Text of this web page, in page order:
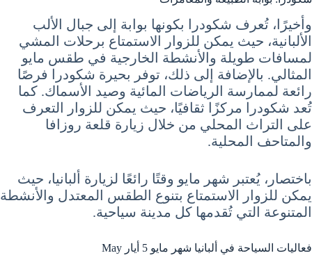
وأخيرًا، تُعرف شكودرا بكونها بوابة إلى جبال الألب
الألبانية، حيث يمكن للزوار الاستمتاع برحلات المشي
لمسافات طويلة والأنشطة الخارجية في طقس مايو
المثالي. بالإضافة إلى ذلك، توفر بحيرة شكودرا فرصًا
رائعة لممارسة الرياضات المائية وصيد الأسماك. كما
تُعد شكودرا مركزًا ثقافيًا، حيث يمكن للزوار التعرف
على التراث المحلي من خلال زيارة قلعة روزافا
والمتاحف المحلية.
باختصار، يُعتبر شهر مايو وقتًا رائعًا لزيارة ألبانيا، حيث
يمكن للزوار الاستمتاع بتنوع الطقس المعتدل والأنشطة
المتنوعة التي تُقدمها كل مدينة سياحية.
فعاليات السياحة في ألبانيا شهر مايو 5 أيار May